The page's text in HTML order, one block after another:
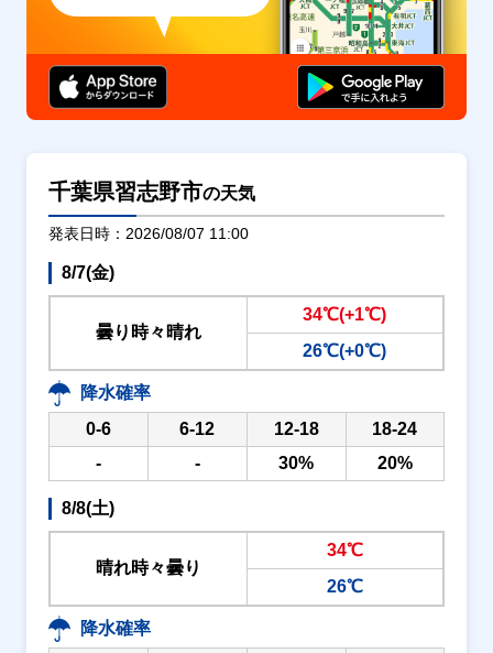
千葉県習志野市の天気
発表日時：2026/08/07 11:00
8/7(金)
曇り時々晴れ
34℃(+1℃)
26℃(+0℃)
降水確率
0-6
6-12 12-18
18-24
-
- 30% 20%
8/8(土)
晴れ時々曇り
34℃
26℃
降水確率